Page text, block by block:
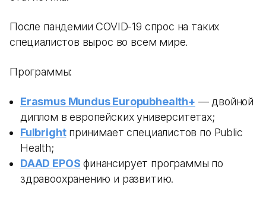
После пандемии COVID-19 спрос на таких
специалистов вырос во всем мире.
Программы:
Erasmus Mundus Europubhealth+ — двойной
диплом в европейских университетах;
Fulbrightпринимает специалистов по Public
Health;
DAAD EPOS финансирует программы по
здравоохранению и развитию.